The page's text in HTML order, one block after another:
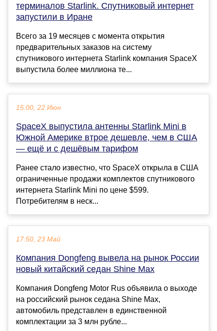
терминалов Starlink. Спутниковый интернет
запустили в Иране
Всего за 19 месяцев с момента открытия
предварительных заказов на систему
спутникового интернета Starlink компания SpaceX
выпустила более миллиона те...
15:00, 22 Июн
SpaceX выпустила антенны Starlink Mini в
Южной Америке втрое дешевле, чем в США
— ещё и с дешёвым тарифом
Ранее стало известно, что SpaceX открыла в США
ограниченные продажи комплектов спутникового
интернета Starlink Mini по цене $599.
Потребителям в неск...
17:50, 23 Май
Компания Dongfeng вывела на рынок России
новый китайский седан Shine Max
Компания Dongfeng Motor Rus объявила о выходе
на российский рынок седана Shine Max,
автомобиль представлен в единственной
комплектации за 3 млн рубле...